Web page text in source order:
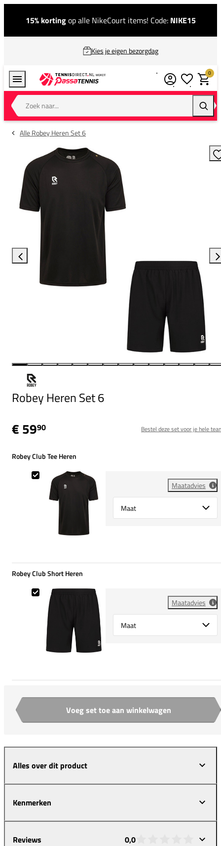
15% kortingop alle NikeCourt items! Code: NIKE15
Kies je eigen bezorgdag
Zoek naar...
0
Alle Robey Heren Set 6
Robey Heren Set 6
€ 5990 Bestel deze set voor je hele
Robey Club Tee Heren
Maatadvies
Select {option} for {name}
Robey Club Tee Heren
Robey Club Short Heren
Maatadvies
Select {option} for {name}
Robey Club Short Heren
Aantal Voeg set toe aan winkelwagen
Alles over dit product
Kenmerken
Reviews 0,0